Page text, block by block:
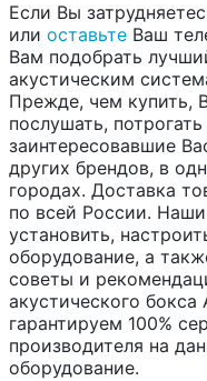
Если Вы
или оставьте Ваш
Вам подобрать
акустическим
Прежде, чем купить,
послушать,
заинтересовавшие
других брендов, в
городах. Доставка
по всей России.
установить,
оборудование, а
советы и
акустического
гарантируем 100%
производителя на
оборудование.